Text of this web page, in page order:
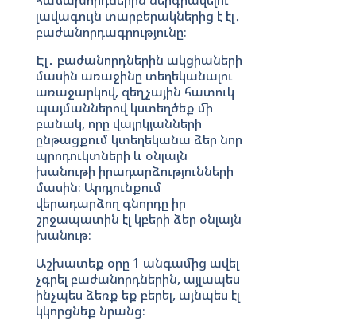
լավագույն տարբերակներից է էլ․
բաժանորդագրությունը։
Էլ․ բաժանորդներին ակցիաների
մասին առաջինը տեղեկանալու
առաջարկով, զեղչային հատուկ
պայմաններով կստեղծեք մի
բանակ, որը վայրկյանների
ընթացքում կտեղեկանա ձեր նոր
պրոդուկտների և օնլայն
խանութի իրադարձությունների
մասին։ Արդյունքում
վերադարձող գնորդը իր
շրջապատին էլ կբերի ձեր օնլայն
խանութ։
Աշխատեք օրը 1 անգամից ավել
չգրել բաժանորդներին, այլապես
ինչպես ձեռք եք բերել, այնպես էլ
կկորցնեք նրանց։